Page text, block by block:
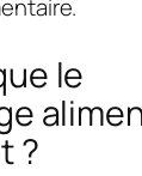
le
?